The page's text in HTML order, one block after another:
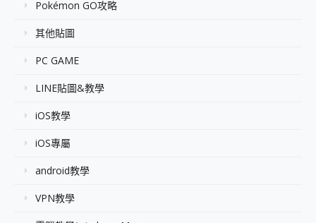
Pokémon GO攻略
其他貼圖
PC GAME
LINE貼圖&教學
iOS教學
iOS專屬
android教學
VPN教學